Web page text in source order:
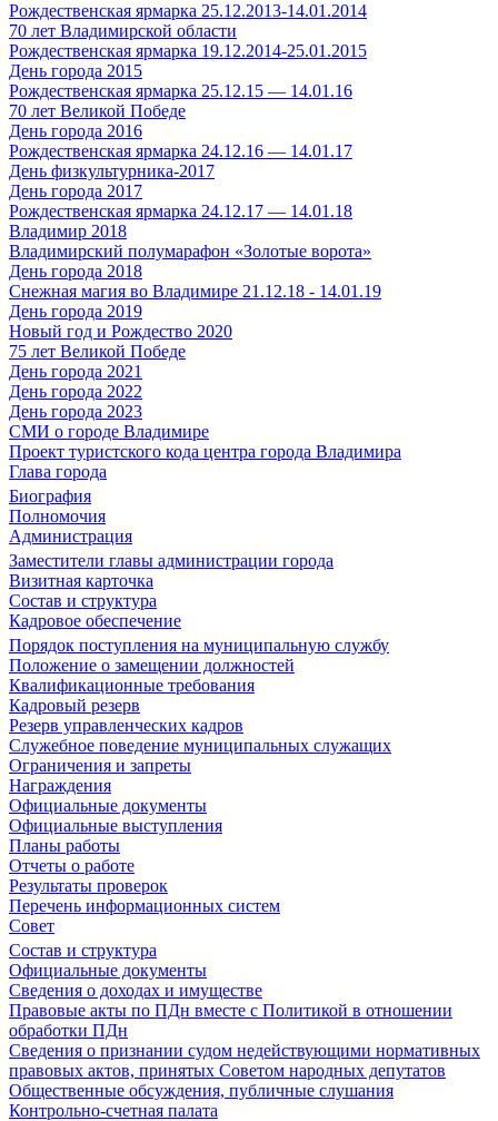
Рождественская ярмарка 25.12.2013-14.01.2014
70 лет Владимирской области
Рождественская ярмарка 19.12.2014-25.01.2015
День города 2015
Рождественская ярмарка 25.12.15 — 14.01.16
70 лет Великой Победе
День города 2016
Рождественская ярмарка 24.12.16 — 14.01.17
День физкультурника-2017
День города 2017
Рождественская ярмарка 24.12.17 — 14.01.18
Владимир 2018
Владимирский полумарафон «Золотые ворота»
День города 2018
Снежная магия во Владимире 21.12.18 - 14.01.19
День города 2019
Новый год и Рождество 2020
75 лет Великой Победе
День города 2021
День города 2022
День города 2023
СМИ о городе Владимире
Проект туристского кода центра города Владимира
Глава города
Биография
Полномочия
Администрация
Заместители главы администрации города
Визитная карточка
Состав и структура
Кадровое обеспечение
Порядок поступления на муниципальную службу
Положение о замещении должностей
Квалификационные требования
Кадровый резерв
Резерв управленческих кадров
Служебное поведение муниципальных служащих
Ограничения и запреты
Награждения
Официальные документы
Официальные выступления
Планы работы
Отчеты о работе
Результаты проверок
Перечень информационных систем
Совет
Состав и структура
Официальные документы
Сведения о доходах и имуществе
Правовые акты по ПДн вместе с Политикой в отношении
обработки ПДн
Сведения о признании судом недействующими нормативных
правовых актов, принятых Советом народных депутатов
Общественные обсуждения, публичные слушания
Контрольно-счетная палата